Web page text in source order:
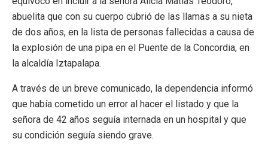
abuelita que con su cuerpo cubrió de las llamas a su nieta
de dos años, en la lista de personas fallecidas a causa de
la explosión de una pipa en el Puente de la Concordia, en
la alcaldía Iztapalapa.
A través de un breve comunicado, la dependencia informó
que había cometido un error al hacer el listado y que la
señora de 42 años seguía internada en un hospital y que
su condición seguía siendo grave.